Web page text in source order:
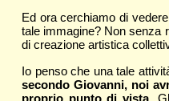
Ed ora cerchiamo di
tale immagine? Non senza
di creazione artistica
Io penso che una tale
secondo Giovanni, noi
proprio punto di vista.